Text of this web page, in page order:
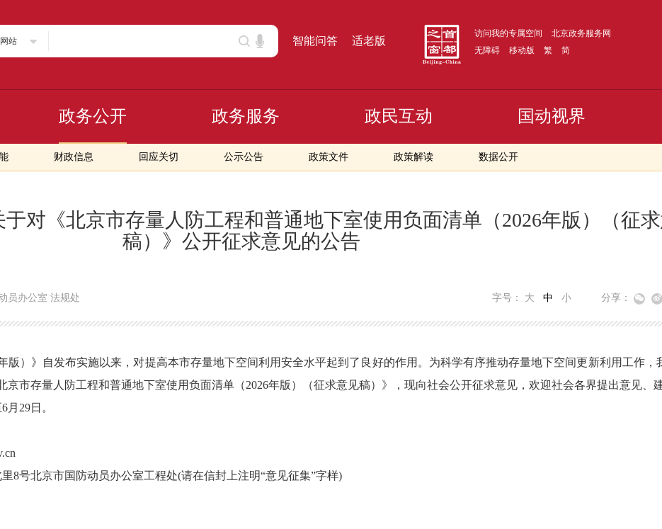
站 智能问答 适老版
访问我的专属空间
北京政务服务网
无障碍
移动版 繁 简
政务公开
财政信息 回应关切 公示公告 政策文件 政策解读 数据公开
政务服务 政民互动 国动视界
对《北京市存量人防工程和普通地下室使用负面清单（2026年版）（征
稿）》公开征求意见的公告
员办公室 法规处‌ 字号： 大 中 小 分享：
版）》自发布实施以来，对提高本市存量地下空间利用安全水平起到了良好的作用。为科学有序推动存量地下空间更新利用工作，
市存量人防工程和普通地下室使用负面清单（2026年版）（征求意见稿）》，现向社会公开征求意见，欢迎社会各界提出意见、
29日。
8号北京市国防动员办公室工程处(请在信封上注明“意见征集”字样)